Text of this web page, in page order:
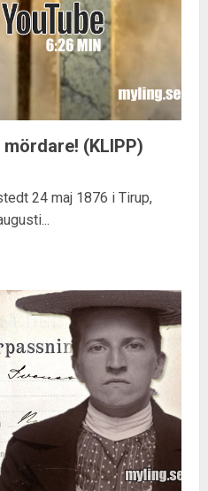
(KLIPP)
24 maj 1876 i Tirup,